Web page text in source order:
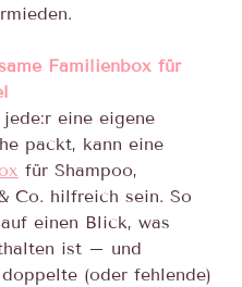
Familienbox für
eine eigene
packt, kann eine
für Shampoo,
Co. hilfreich sein. So
einen Blick, was
ist – und
(oder fehlende)